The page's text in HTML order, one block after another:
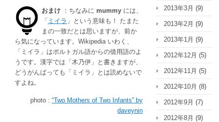
おまけ ：ちなみに mummy には、
「 ミイラ 」という意味も！ たまた
まの一致だとは思いますが、前か
ら気になっています。Wikipedia いわく、
「ミイラ」はポルトガル語からの借用語のよ
うです。漢字では「木乃伊」と書きますが、
どうがんばっても「ミイラ」とは読めないで
すよね。
photo : “Two Mothers of Two Infants” by
daveynin
2013年3月 (9)
2013年2月 (9)
2013年1月 (9)
2012年12月 (5)
2012年11月 (5)
2012年10月 (8)
2012年9月 (7)
2012年8月 (9)